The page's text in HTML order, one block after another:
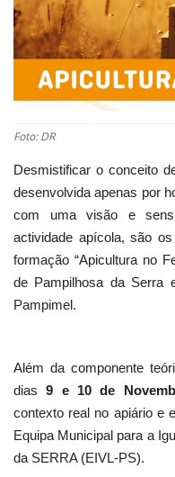
Cultura
Lazer
Ambiente
Foto: DR
Desmistificar o conceito
desenvolvida apenas por
com uma visão e
actividade apícola, são
formação “Apicultura no
de Pampilhosa da Serra
Pampimel.
Além da componente
dias9 e 10 de
contexto real no apiário e
Equipa Municipal para a
da SERRA (EIVL-PS).